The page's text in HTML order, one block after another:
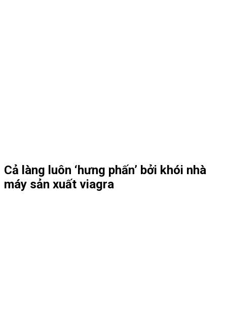
Cả làng luôn ‘hưng phấn’ bởi khói nhà
máy sản xuất viagra